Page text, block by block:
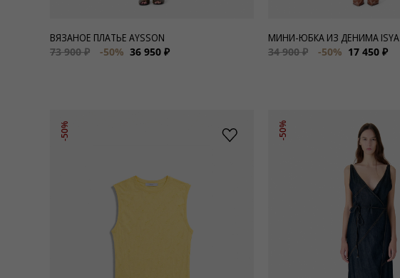
ВЯЗАНОЕ ПЛАТЬЕ AYSSON
73 900 ₽
-50% 36 950 ₽
МИНИ-ЮБКА ИЗ ДЕНИМА ISYA
34 900 ₽
-50% 17 450 ₽
-50% -50%